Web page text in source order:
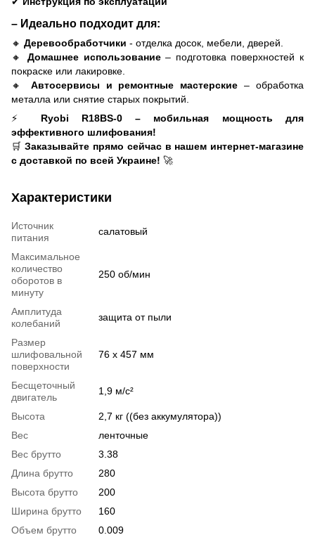
– Идеально подходит для:
🔸 Деревообработчики - отделка досок, мебели, дверей.
🔸Домашнее использование– подготовка поверхностей к
покраске или лакировке.
🔸 Автосервисы и ремонтные мастерские – обработка
металла или снятие старых покрытий.
⚡ Ryobi R18BS-0 – мобильная мощность для
эффективного шлифования!
🛒Заказывайте прямо сейчас в нашем интернет-магазине
с доставкой по всей Украине! 🚀
Характеристики
Источник
питания
салатовый
Максимальное
количество
оборотов в
минуту
250 об/мин
Амплитуда
колебаний
защита от пыли
Размер
шлифовальной
поверхности
76 x 457 мм
Бесщеточный
двигатель
1,9 м/с²
Высота
2,7 кг ((без аккумулятора))
Вес
ленточные
Вес брутто
3.38
Длина брутто
280
Высота брутто
200
Ширина брутто
160
Объем брутто
0.009